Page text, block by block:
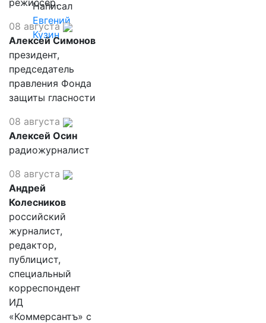
Написал
Евгений
Кузин
режиссер.
08 августа
Алексей Симонов
президент,
председатель
правления Фонда
защиты гласности
08 августа
Алексей Осин
радиожурналист
08 августа
Андрей
Колесников
российский
журналист,
редактор,
публицист,
специальный
корреспондент
ИД
«Коммерсантъ» с